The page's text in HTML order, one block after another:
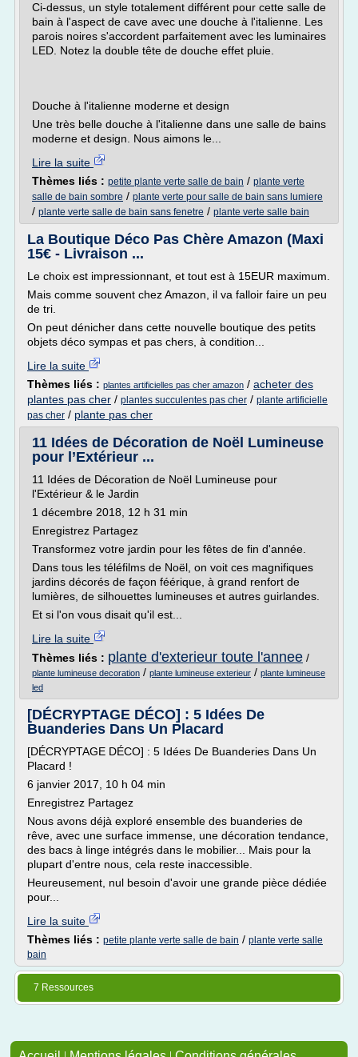
Ci-dessus, un style totalement différent pour cette salle de
bain à l'aspect de cave avec une douche à l'italienne. Les
parois noires s'accordent parfaitement avec les luminaires
LED. Notez la double tête de douche effet pluie.
Douche à l'italienne moderne et design
Une très belle douche à l'italienne dans une salle de bains
moderne et design. Nous aimons le...
Lire la suite
Thèmes liés : petite plante verte salle de bain / plante verte
salle de bain sombre / plante verte pour salle de bain sans lumiere
/ plante verte salle de bain sans fenetre / plante verte salle bain
La Boutique Déco Pas Chère Amazon (Maxi
15€ - Livraison ...
Le choix est impressionnant, et tout est à 15EUR maximum.
Mais comme souvent chez Amazon, il va falloir faire un peu
de tri.
On peut dénicher dans cette nouvelle boutique des petits
objets déco sympas et pas chers, à condition...
Lire la suite
Thèmes liés : plantes artificielles pas cher amazon / acheter des
plantes pas cher / plantes succulentes pas cher / plante artificielle
pas cher / plante pas cher
11 Idées de Décoration de Noël Lumineuse
pour l’Extérieur ...
11 Idées de Décoration de Noël Lumineuse pour
l'Extérieur & le Jardin
1 décembre 2018, 12 h 31 min
Enregistrez Partagez
Transformez votre jardin pour les fêtes de fin d'année.
Dans tous les téléfilms de Noël, on voit ces magnifiques
jardins décorés de façon féérique, à grand renfort de
lumières, de silhouettes lumineuses et autres guirlandes.
Et si l'on vous disait qu'il est...
Lire la suite
Thèmes liés : plante d'exterieur toute l'annee /
plante lumineuse decoration / plante lumineuse exterieur / plante lumineuse
led
[DÉCRYPTAGE DÉCO] : 5 Idées De
Buanderies Dans Un Placard
[DÉCRYPTAGE DÉCO] : 5 Idées De Buanderies Dans Un
Placard !
6 janvier 2017, 10 h 04 min
Enregistrez Partagez
Nous avons déjà exploré ensemble des buanderies de
rêve, avec une surface immense, une décoration tendance,
des bacs à linge intégrés dans le mobilier... Mais pour la
plupart d'entre nous, cela reste inaccessible.
Heureusement, nul besoin d'avoir une grande pièce dédiée
pour...
Lire la suite
Thèmes liés : petite plante verte salle de bain / plante verte salle
bain
7 Ressources